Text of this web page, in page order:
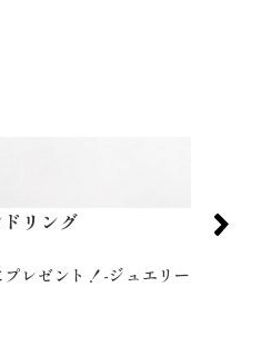
リング
レゼント！-ジュエリー